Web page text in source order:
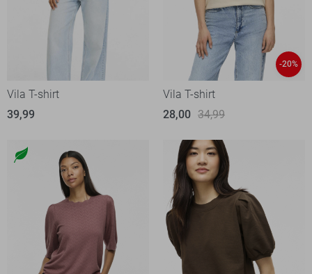
Vila T-shirt
39,99
-20%
Vila T-shirt
28,00 34,99